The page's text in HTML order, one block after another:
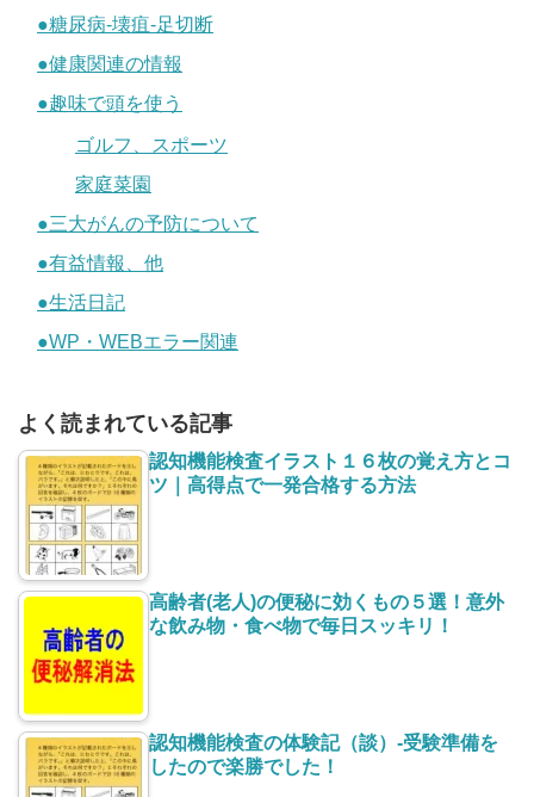
●糖尿病-壊疽-足切断
●健康関連の情報
●趣味で頭を使う
ゴルフ、スポーツ
家庭菜園
●三大がんの予防について
●有益情報、他
●生活日記
●WP・WEBエラー関連
よく読まれている記事
認知機能検査イラスト１６枚の覚え方とコ
ツ｜高得点で一発合格する方法
高齢者(老人)の便秘に効くもの５選！意外
な飲み物・食べ物で毎日スッキリ！
認知機能検査の体験記（談）-受験準備を
したので楽勝でした！